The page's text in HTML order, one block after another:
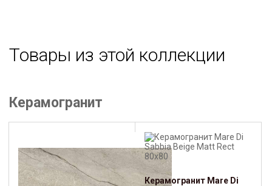
Товары из этой коллекции
Керамогранит
Керамогранит Mare Di